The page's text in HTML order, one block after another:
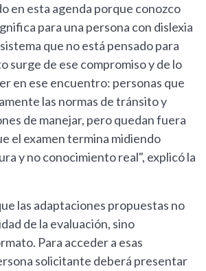
en esta agenda porque conozco
para una persona con dislexia
que no está pensado para
surge de ese compromiso y de lo
en ese encuentro: personas que
las normas de tránsito y
de manejar, pero quedan fuera
el examen termina midiendo
y no conocimiento real", explicó la
las adaptaciones propuestas no
de la evaluación, sino
Para acceder a esas
solicitante deberá presentar